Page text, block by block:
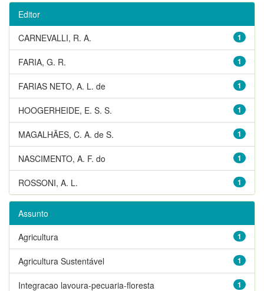
Editor
1
CARNEVALLI, R. A.
1
FARIA, G. R.
1
FARIAS NETO, A. L. de
1
HOOGERHEIDE, E. S. S.
1
MAGALHÃES, C. A. de S.
1
NASCIMENTO, A. F. do
1
ROSSONI, A. L.
Assunto
1
Agricultura
1
Agricultura Sustentável
1
Integracao lavoura-pecuaria-floresta